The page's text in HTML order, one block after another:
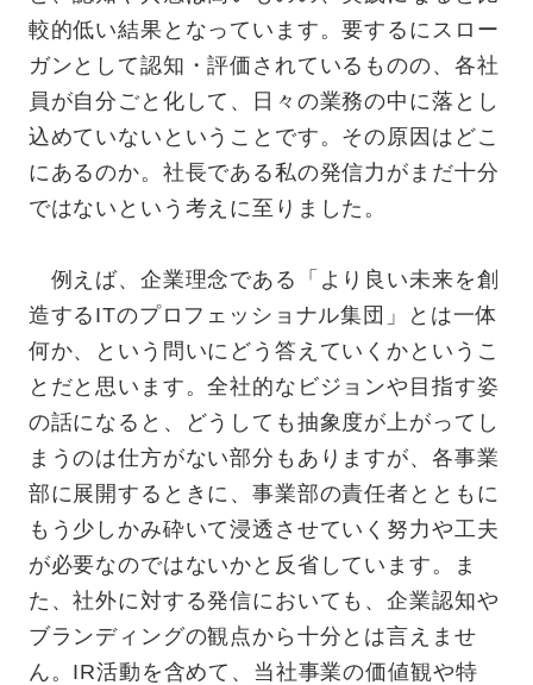
較的低い結果となっています。要するにスロー
ガンとして認知・評価されているものの、各社
員が自分ごと化して、日々の業務の中に落とし
込めていないということです。その原因はどこ
にあるのか。社長である私の発信力がまだ十分
ではないという考えに至りました。
例えば、企業理念である「より良い未来を創
造するITのプロフェッショナル集団」とは一体
何か、という問いにどう答えていくかというこ
とだと思います。全社的なビジョンや目指す姿
の話になると、どうしても抽象度が上がってし
まうのは仕方がない部分もありますが、各事業
部に展開するときに、事業部の責任者とともに
もう少しかみ砕いて浸透させていく努力や工夫
が必要なのではないかと反省しています。ま
た、社外に対する発信においても、企業認知や
ブランディングの観点から十分とは言えませ
ん。IR活動を含めて、当社事業の価値観や特